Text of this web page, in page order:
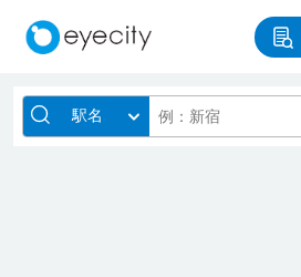
駅名